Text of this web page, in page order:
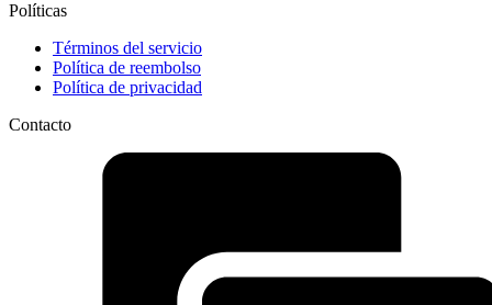
Políticas
Términos del servicio
Política de reembolso
Política de privacidad
Contacto